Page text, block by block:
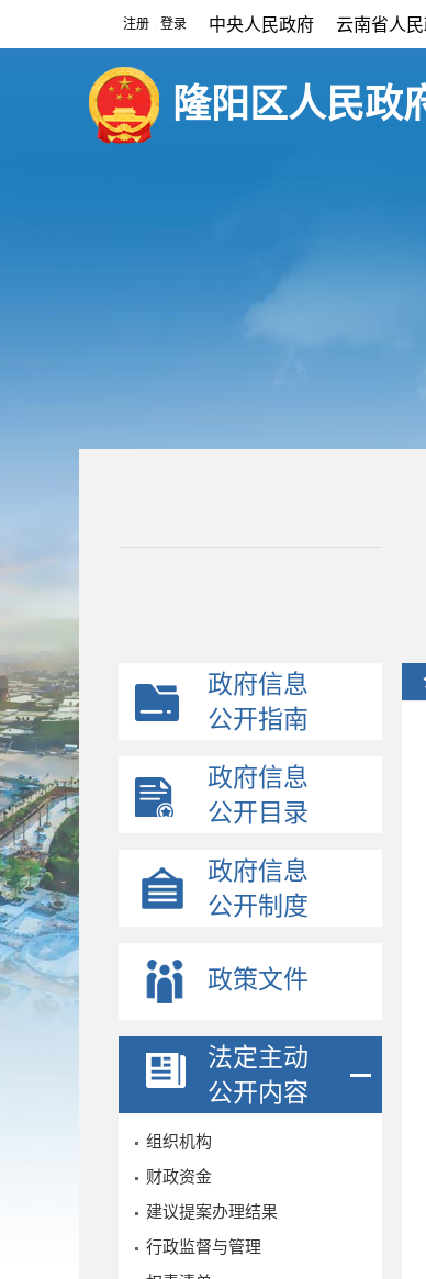
注册 登录 中央人民政府 云南省人
隆阳区人民政
政府信息
公开指南
政府信息
公开目录
政府信息
公开制度
政策文件
法定主动
公开内容
组织机构
财政资金
建议提案办理结果
行政监督与管理